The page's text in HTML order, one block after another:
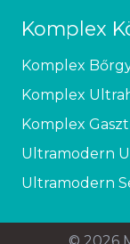
Komplex
Komplex
Komplex
Komplex
Ultramodern
Ultramodern